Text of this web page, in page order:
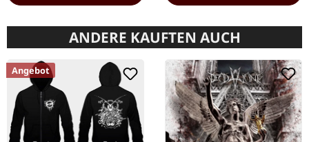
ANDERE KAUFTEN AUCH
Angebot